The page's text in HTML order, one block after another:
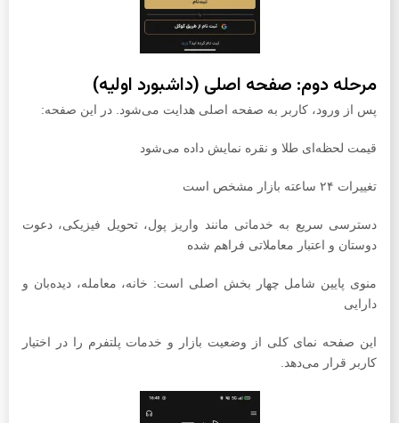
مرحله دوم: صفحه اصلی (داشبورد اولیه)
پس از ورود، کاربر به صفحه اصلی هدایت می‌شود. در این صفحه:
قیمت لحظه‌ای طلا و نقره نمایش داده می‌شود
تغییرات ۲۴ ساعته بازار مشخص است
دسترسی سریع به خدماتی مانند واریز پول، تحویل فیزیکی، دعوت
دوستان و اعتبار معاملاتی فراهم شده
منوی پایین شامل چهار بخش اصلی است: خانه، معامله، دیده‌بان و
دارایی
این صفحه نمای کلی از وضعیت بازار و خدمات پلتفرم را در اختیار
کاربر قرار می‌دهد.